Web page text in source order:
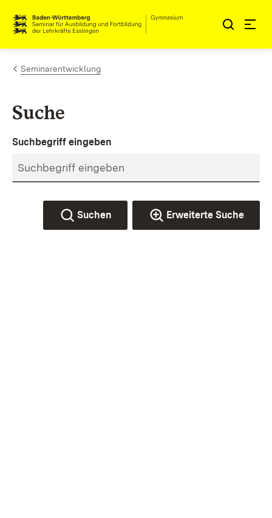
Zum Inhalt springen
Link zur Startseite
Seminarentwicklung
Suche
Suchbegriff eingeben
Suchen Erweiterte Suche